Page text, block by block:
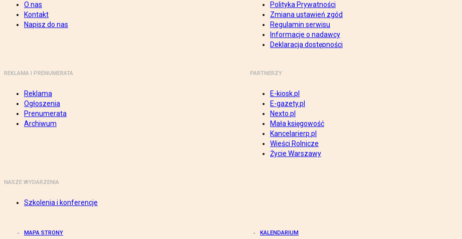
O nas
Kontakt
Napisz do nas
Polityka Prywatności
Zmiana ustawień zgód
Regulamin serwisu
Informacje o nadawcy
Deklaracja dostępności
REKLAMA I PRENUMERATA
Reklama
Ogłoszenia
Prenumerata
Archiwum
PARTNERZY
E-kiosk.pl
E-gazety.pl
Nexto.pl
Mała księgowość
Kancelarierp.pl
Wieści Rolnicze
Życie Warszawy
NASZE WYDARZENIA
Szkolenia i konferencje
MAPA STRONY KALENDARIUM